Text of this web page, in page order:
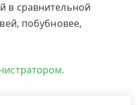
в сравнительной
побубновее,